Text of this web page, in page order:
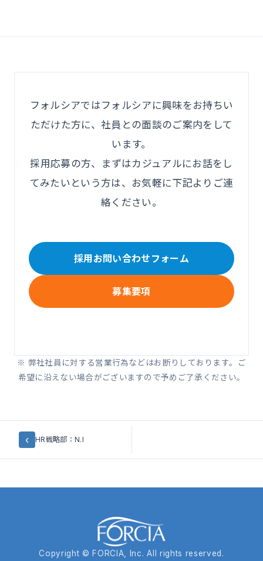
フォルシアではフォルシアに興味をお持ちい
ただけた方に、社員との面談のご案内をして
います。
採用応募の方、まずはカジュアルにお話をし
てみたいという方は、お気軽に下記よりご連
絡ください。
採用お問い合わせフォーム
募集要項
※ 弊社社員に対する営業行為などはお断りしております。ご
希望に沿えない場合がございますので予めご了承ください。
‹ HR戦略部：N.I
Copyright © FORCIA, Inc. All rights reserved.